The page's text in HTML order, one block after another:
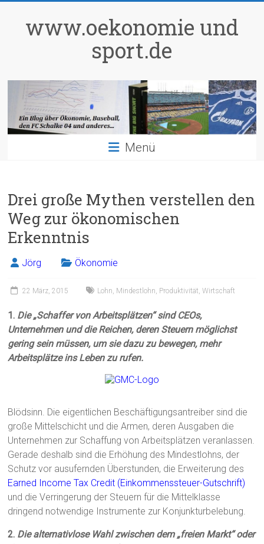
springenwww.oekonomie und
sport.de
Menü
Drei große Mythen verstellen den
Weg zur ökonomischen
Erkenntnis
Jörg Ökonomie
22 März, 2015 Lohn, Mindestlohn, Produktivität,Wirtschaft
1. Die „Schaffer von Arbeitsplätzen“ sind CEOs,
Unternehmen und die Reichen, deren Steuern möglichst
gering sein müssen, um sie dazu zu bewegen, mehr
Arbeitsplätze ins Leben zu rufen.
Blödsinn. Die eigentlichen Beschäftigungsantreiber sind die
große Mittelschicht und die Armen, deren Ausgaben die
Unternehmen zur Schaffung von Arbeitsplätzen veranlassen.
Gerade deshalb sind die Erhöhung des Mindestlohns, der
Schutz vor ausufernden Überstunden, die Erweiterung des
Earned Income Tax Credit (Einkommenssteuer-Gutschrift)
und die Verringerung der Steuern für die Mittelklasse
dringend notwendige Instrumente zur Konjunkturbelebung.
2. Die alternativlose Wahl zwischen dem „freien Markt“ oder